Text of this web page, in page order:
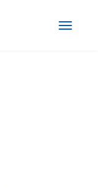
Toggle